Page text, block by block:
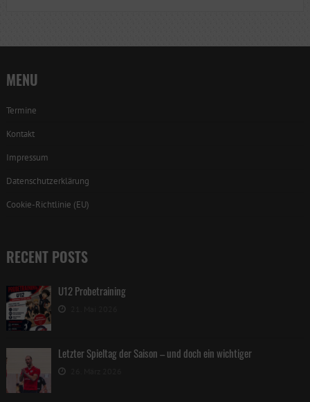
MENU
Termine
Kontakt
Impressum
Datenschutzerklärung
Cookie-Richtlinie (EU)
RECENT POSTS
U12 Probetraining
Letzter Spieltag der Saison – und doch ein wichtiger